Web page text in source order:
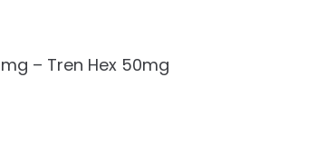
– Tren Hex 50mg